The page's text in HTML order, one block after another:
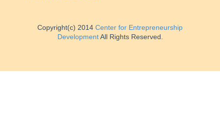
Copyright(c) 2014 Center for Entrepreneurship
DevelopmentAll Rights Reserved.